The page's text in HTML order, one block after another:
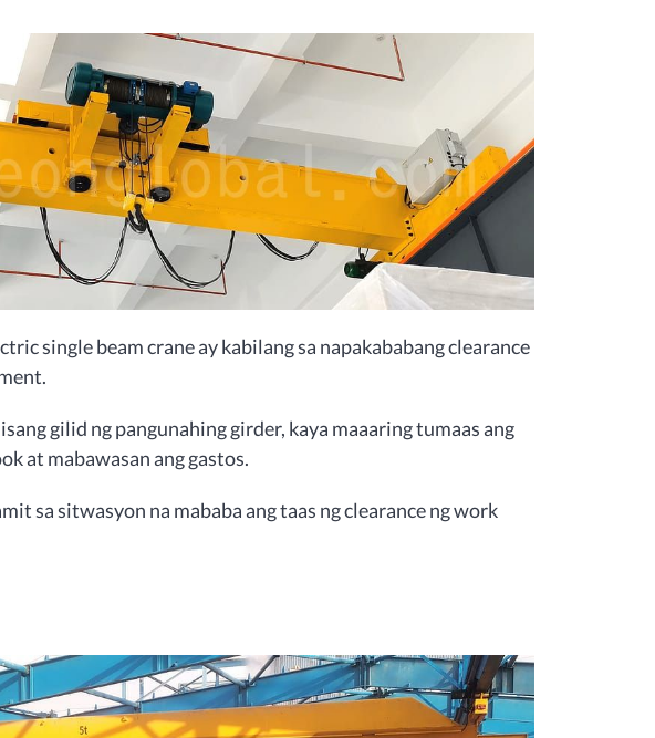
single beam crane ay kabilang sa napakababang clearance
gilid ng pangunahing girder, kaya maaaring tumaas ang
at mabawasan ang gastos.
sa sitwasyon na mababa ang taas ng clearance ng work